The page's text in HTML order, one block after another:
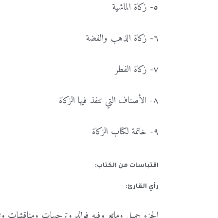
٥- زكاة الماشية
٦- زكاة الذهب والفضة
٧- زكاة الفطر
٨- الأصناف التي تنفذ فيها الزكاة
٩- خاتمة لكتاب الزكاة
اقتباسات من الكتاب:
رأي القارئ: